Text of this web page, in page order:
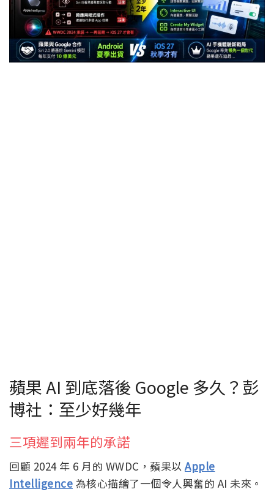
蘋果 AI 到底落後 Google 多久？彭
博社：至少好幾年
三項遲到兩年的承諾
回顧 2024 年 6 月的 WWDC，蘋果以Apple
Intelligence 為核心描繪了一個令人興奮的 AI 未來。